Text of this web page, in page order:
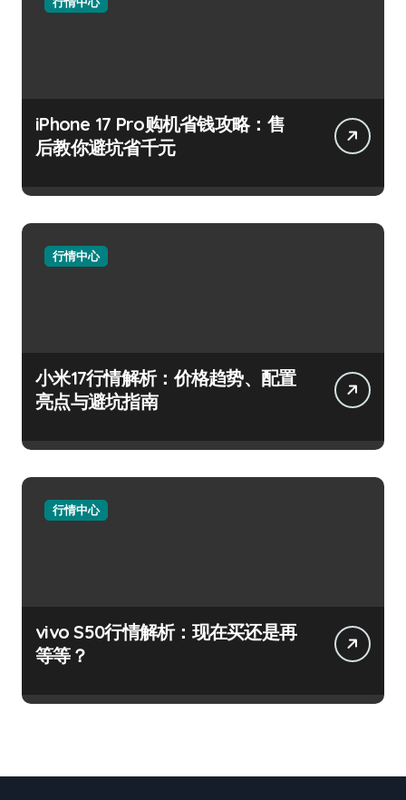
iPhone 17 Pro购机省钱攻略：售
后教你避坑省千元
行情中心
小米17行情解析：价格趋势、配置
亮点与避坑指南
行情中心
vivo S50行情解析：现在买还是再
等等？